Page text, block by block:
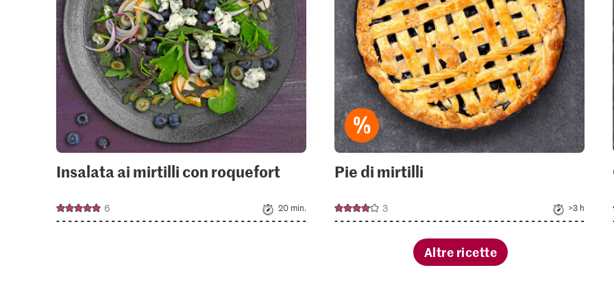
Insalata ai mirtilli con roquefort
6 20 min.
Pie di mirtilli
3 >3 h
Altre ricette